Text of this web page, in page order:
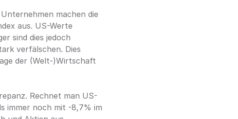
machen die
aus. US-Werte
sind dies jedoch
verfälschen. Dies
der (Welt-)Wirtschaft
Rechnet man US-
immer noch mit -8,7% im